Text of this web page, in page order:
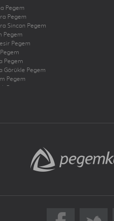
Pegem
Pegem
Sincan Pegem
Pegem
Pegem
Pegem
Görükle Pegem
Pegem
Pegem
Pegem
Dörtyol Pegem
Bakırköy Pegem
Pendik Pegem